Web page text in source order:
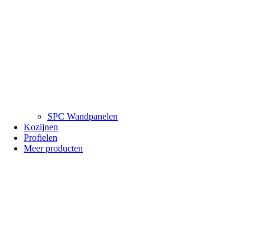
SPC Wandpanelen
Kozijnen
Profielen
Meer producten